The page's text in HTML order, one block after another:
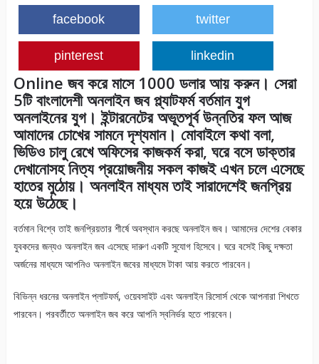
facebook twitter
pinterest linkedin
Online জব করে মাসে 1000 ডলার আয় করুন। সেরা
5টি বাংলাদেশী অনলাইন জব প্ল্যাটফর্ম বর্তমান যুগ
অনলাইনের যুগ। ইন্টারনেটের অভূতপূর্ব উন্নতির ফল আজ
আমাদের চোখের সামনে দৃশ্যমান। মোবাইলে কথা বলা,
ভিডিও চালু রেখে অফিসের কাজকর্ম করা, ঘরে বসে ডাক্তার
দেখানোসহ নিত্য প্রয়োজনীয় সকল কাজই এখন চলে এসেছে
হাতের মুঠোয়। অনলাইন মাধ্যম তাই সারাদেশেই জনপ্রিয়
হয়ে উঠেছে।
বর্তমান বিশ্বে তাই জনপ্রিয়তার শীর্ষে অবস্থান করছে অনলাইন জব। আমাদের দেশের বেকার
যুবকদের জন্যও অনলাইন জব এসেছে দারুণ একটি সুযোগ হিসেবে। ঘরে বসেই কিছু দক্ষতা
অর্জনের মাধ্যমে আপনিও অনলাইন জবের মাধ্যমে টাকা আয় করতে পারবেন।
বিভিন্ন ধরনের অনলাইন প্লাটফর্ম, ওয়েবসাইট এবং অনলাইন রিসোর্স থেকে আপনারা শিখতে
পারবেন। পরবর্তীতে অনলাইন জব করে আপনি স্বনির্ভর হতে পারবেন।